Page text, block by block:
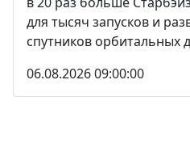
для тысяч запусков и
спутников орбитальных
06.08.2026 09:00:00